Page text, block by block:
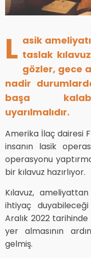
L asik
taslak
gözler, gece
nadir
başa
uyarılmalıdır.
Amerika İlaç dairesi
insanın lasik
operasyonu
bir kılavuz hazırlıyor.
Kılavuz,
ihtiyaç
Aralık 2022
yer almasının
gelmiş.